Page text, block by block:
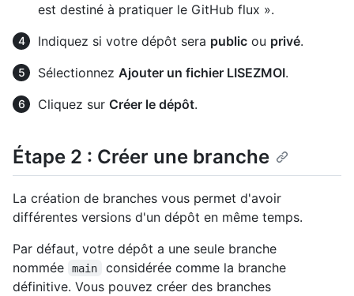
est destiné à pratiquer le GitHub flux ».
Indiquez si votre dépôt sera public ou privé.
Sélectionnez Ajouter un fichier LISEZMOI.
Cliquez sur Créer le dépôt.
Étape 2 : Créer une branche
La création de branches vous permet d'avoir
différentes versions d'un dépôt en même temps.
Par défaut, votre dépôt a une seule branche
nommée
main
considérée comme la branche
définitive. Vous pouvez créer des branches